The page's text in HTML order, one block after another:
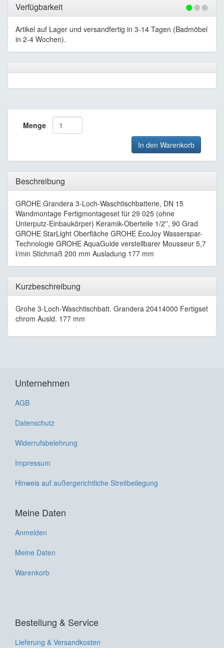
Verfügbarkeit
Artikel auf Lager und versandfertig in 3-14 Tagen (Badmöbel
in 2-4 Wochen).
Menge
In den Warenkorb
Beschreibung
GROHE Grandera 3-Loch-Waschtischbatterie, DN 15
Wandmontage Fertigmontageset für 29 025 (ohne
Unterputz-Einbaukörper) Keramik-Oberteile 1/2'', 90 Grad
GROHE StarLight Oberfläche GROHE EcoJoy Wasserspar-
Technologie GROHE AquaGuide verstellbarer Mousseur 5,7
l/min Stichmaß 200 mm Ausladung 177 mm
Kurzbeschreibung
Grohe 3-Loch-Waschtischbatt. Grandera 20414000 Fertigset
chrom Ausld. 177 mm
Unternehmen
AGB
Datenschutz
Widerrufsbelehrung
Impressum
Hinweis auf außergerichtliche Streitbeilegung
Meine Daten
Anmelden
Meine Daten
Warenkorb
Bestellung & Service
Lieferung & Versandkosten